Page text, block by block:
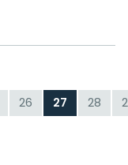
26 27 28